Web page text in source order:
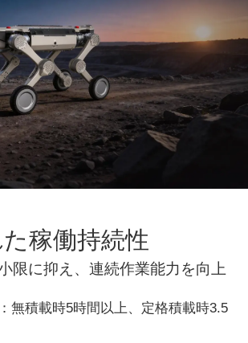
稼働持続性
限に抑え、連続作業能力を向上
無積載時5時間以上、定格積載時3.5